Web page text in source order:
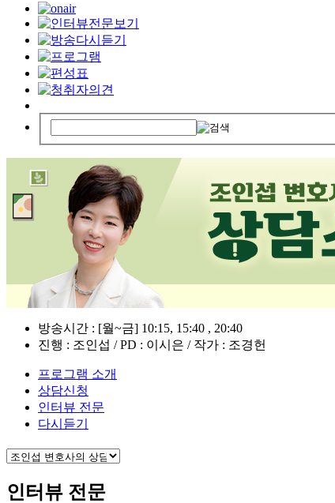
방송시간 : [월~금] 10:15, 15:40 , 20:40
진행 : 조인섭 / PD : 이시은 / 작가 : 조경헌
프로그램 소개
상담신청
인터뷰 전문
다시듣기
인터뷰 전문